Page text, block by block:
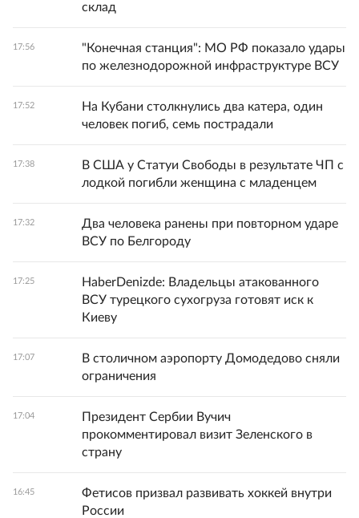
склад
17:56
"Конечная станция": МО РФ показало удары
по железнодорожной инфраструктуре ВСУ
17:52
На Кубани столкнулись два катера, один
человек погиб, семь пострадали
17:38
В США у Статуи Свободы в результате ЧП с
лодкой погибли женщина с младенцем
17:32
Два человека ранены при повторном ударе
ВСУ по Белгороду
17:25
HaberDenizde: Владельцы атакованного
ВСУ турецкого сухогруза готовят иск к
Киеву
17:07
В столичном аэропорту Домодедово сняли
ограничения
17:04
Президент Сербии Вучич
прокомментировал визит Зеленского в
страну
16:45
Фетисов призвал развивать хоккей внутри
России